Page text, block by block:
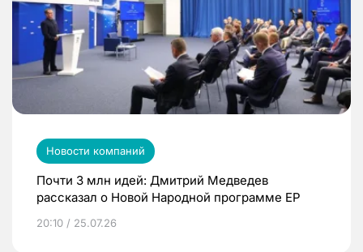
Новости компаний
Почти 3 млн идей: Дмитрий Медведев
рассказал о Новой Народной программе ЕР
20:10 / 25.07.26